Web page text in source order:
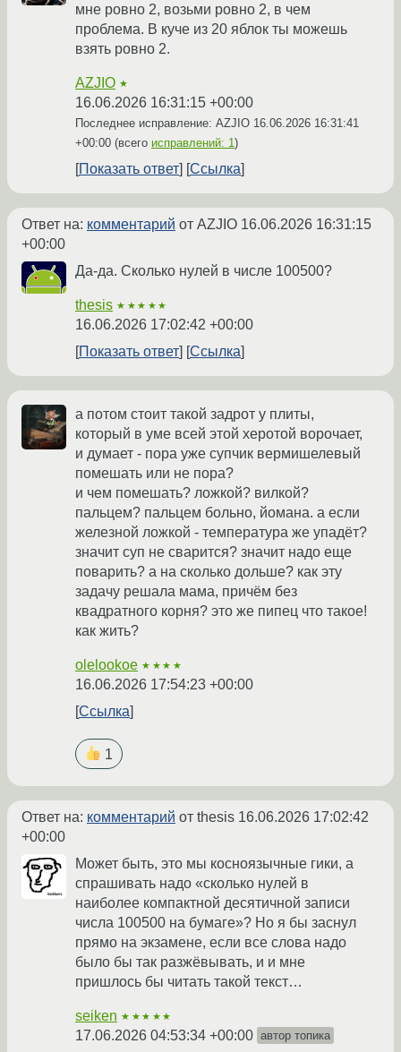
мне ровно 2, возьми ровно 2, в чем
проблема. В куче из 20 яблок ты можешь
взять ровно 2.
AZJIO ★
16.06.2026 16:31:15 +00:00
Последнее исправление: AZJIO 16.06.2026 16:31:41
+00:00 (всего исправлений: 1)
Показать ответ Ссылка
Ответ на: комментарий от AZJIO 16.06.2026 16:31:15
+00:00
Да-да. Сколько нулей в числе 100500?
thesis ★★★★★
16.06.2026 17:02:42 +00:00
Показать ответ
Ссылка
а потом стоит такой задрот у плиты,
который в уме всей этой херотой ворочает,
и думает - пора уже супчик вермишелевый
помешать или не пора?
и чем помешать? ложкой? вилкой?
пальцем? пальцем больно, йомана. а если
железной ложкой - температура же упадёт?
значит суп не сварится? значит надо еще
поварить? а на сколько дольше? как эту
задачу решала мама, причём без
квадратного корня? это же пипец что такое!
как жить?
olelookoe ★★★★
16.06.2026 17:54:23 +00:00
Ссылка
1
Ответ на: комментарий от thesis 16.06.2026 17:02:42
+00:00
Может быть, это мы косноязычные гики, а
спрашивать надо «сколько нулей в
наиболее компактной десятичной записи
числа 100500 на бумаге»? Но я бы заснул
прямо на экзамене, если все слова надо
было бы так разжёвывать, и и мне
пришлось бы читать такой текст…
seiken ★★★★★
17.06.2026 04:53:34 +00:00 автор топика